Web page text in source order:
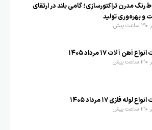
رنگ مدرن تراکتورسازی؛ گامی بلند در ارتقای
و بهره‌وری تولید
19 ساعت پیش
آهن آلات ۱۷ مرداد ۱۴۰۵
21 ساعت پیش
لوله فلزی ۱۷ مرداد ۱۴۰۵
21 ساعت پیش